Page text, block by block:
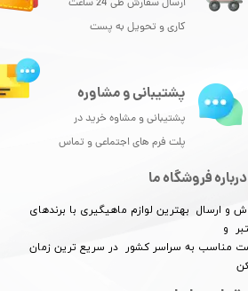
ارسال سفارش طی 24 ساعت
کاری و تحویل به پست
درباره فروشگاه ما
و ارسال بهترین لوازم ماهیگیری با برندهای
و
مناسب به سراسر کشور در سریع ترین زمان
پشتیبانی و مشاوره
پشتیبانی و مشاوه خرید در
پلت فرم های اجتماعی و تماس